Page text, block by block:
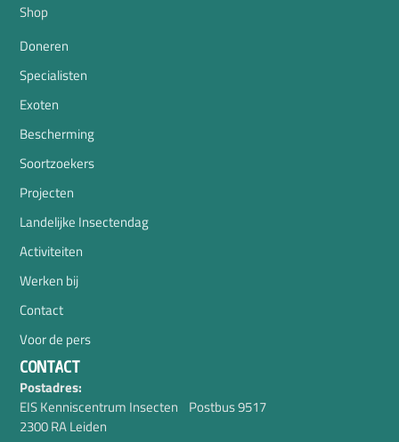
Shop
Doneren
Specialisten
Exoten
Bescherming
Soortzoekers
Projecten
Landelijke Insectendag
Activiteiten
Werken bij
Contact
Voor de pers
CONTACT
Postadres:
EIS Kenniscentrum Insecten Postbus 9517
2300 RA Leiden